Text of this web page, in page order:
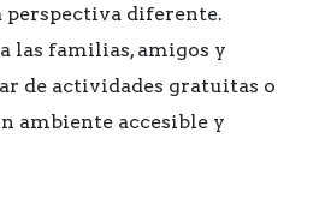
perspectiva diferente.
las familias, amigos y
de actividades gratuitas o
ambiente accesible y